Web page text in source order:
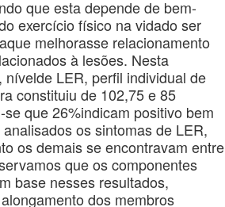
que esta depende de bem-
exercício físico na vidado ser
melhorasse relacionamento
à lesões. Nesta
LER, perfil individual de
constituiu de 102,75 e 85
que 26%indicam positivo bem
os sintomas de LER,
os demais se encontravam entre
que os componentes
base nesses resultados,
dos membros